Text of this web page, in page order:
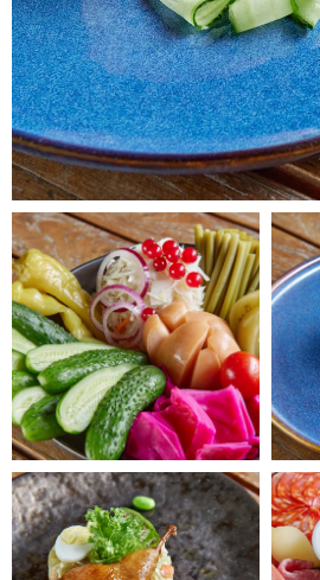
депозит - 16200₽, программа -
7000₽ , сервисный сбор - 1800₽
25 000₽
Забронировать место
Среди всех гостей
разыграем сертификат
в рестораны холдинга
Soho Rooms
Розыгрыш
100 000 ₽!